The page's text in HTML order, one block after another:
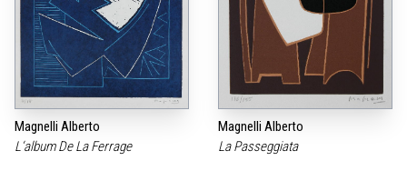
Magnelli Alberto
L‘album De La Ferrage
Magnelli Alberto
La Passeggiata